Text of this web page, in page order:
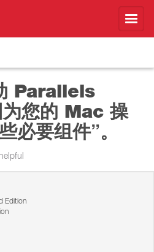
Parallels
您的 Mac 操
必要组件”。
Edition